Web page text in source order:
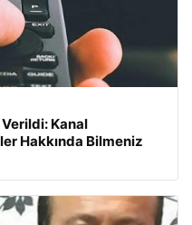
Kanal
Hakkında Bilmeniz